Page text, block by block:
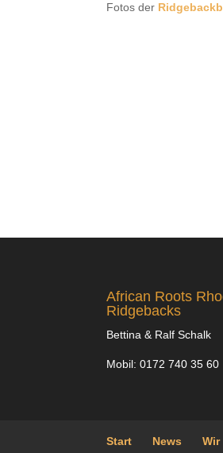
Fotos der
African Roots
Ridgebacks
Bettina & Ralf Schalk
Mobil: 0172 740 35 60
Start News Wir